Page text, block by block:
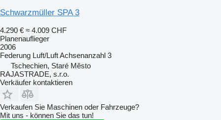
Schwarzmüller SPA 3
4.290 € ≈ 4.009 CHF
Planenauflieger
2006
Federung Luft/LuftAchsenanzahl 3
Tschechien, Staré Město
RAJASTRADE, s.r.o.
Verkäufer kontaktieren
Verkaufen Sie Maschinen oder Fahrzeuge?
Mit uns - können Sie das tun!